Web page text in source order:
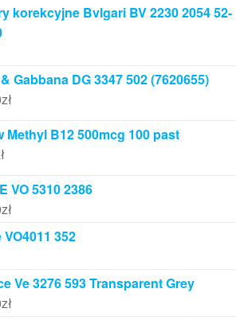
korekcyjne Bvlgari BV 2230 2054 52-
Gabbana DG 3347 502 (7620655)
zł
Methyl B12 500mcg 100 past
VO 5310 2386
zł
352
Ve 3276 593 Transparent Grey
zł